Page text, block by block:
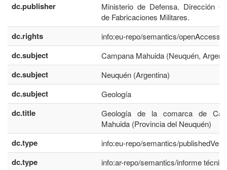
dc.publisher
Ministerio de Defensa. Dirección
de Fabricaciones Militares.
dc.rights info:eu-repo/semantics/openAccess
dc.subject Campana Mahuida (Neuquén,
dc.subject Neuquén (Argentina)
dc.subject Geología
dc.title
Geología de la comarca de
Mahuida (Provincia del Neuquén)
dc.type info:eu-repo/semantics/
dc.type info:ar-repo/semantics/informe técnico